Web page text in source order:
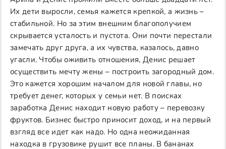
Их дети выросли, семья кажется крепкой, а жизнь –
стабильной. Но за этим внешним благополучием
скрывается усталость и пустота. Они почти перестали
замечать друг друга, а их чувства, казалось, давно
угасли. Чтобы оживить отношения, Денис решает
осуществить мечту жены – построить загородный дом.
Это кажется хорошим началом для новой главы, но
требует денег, которых у семьи нет. В поисках
заработка Денис находит новую работу – перевозку
фруктов. Бизнес быстро приносит доход, и на первый
взгляд все идет как надо. Но одна неожиданная
находка в грузовике рушит все планы. В бананах